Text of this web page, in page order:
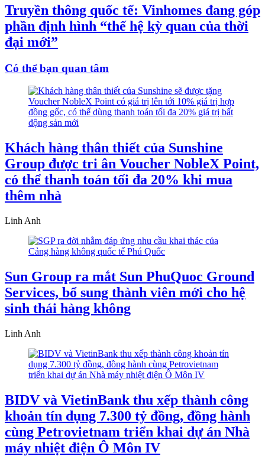
Truyền thông quốc tế: Vinhomes đang góp
phần định hình “thế hệ kỳ quan của thời
đại mới”
Có thể bạn quan tâm
Khách hàng thân thiết của Sunshine
Group được tri ân Voucher NobleX Point,
có thể thanh toán tối đa 20% khi mua
thêm nhà
Linh Anh
Sun Group ra mắt Sun PhuQuoc Ground
Services, bổ sung thành viên mới cho hệ
sinh thái hàng không
Linh Anh
BIDV và VietinBank thu xếp thành công
khoản tín dụng 7.300 tỷ đồng, đồng hành
cùng Petrovietnam triển khai dự án Nhà
máy nhiệt điện Ô Môn IV